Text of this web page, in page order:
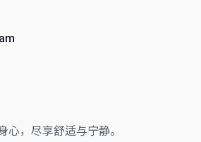
心，尽享舒适与宁静。